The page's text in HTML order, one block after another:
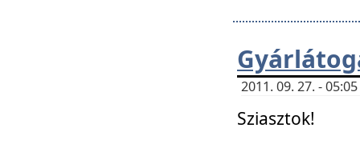
2011. 09. 27. -
Sziasztok!